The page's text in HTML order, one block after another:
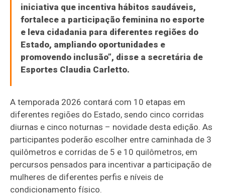
iniciativa que incentiva hábitos saudáveis,
fortalece a participação feminina no esporte
e leva cidadania para diferentes regiões do
Estado, ampliando oportunidades e
promovendo inclusão”, disse a secretária de
Esportes Claudia Carletto.
A temporada 2026 contará com 10 etapas em
diferentes regiões do Estado, sendo cinco corridas
diurnas e cinco noturnas – novidade desta edição. As
participantes poderão escolher entre caminhada de 3
quilômetros e corridas de 5 e 10 quilômetros, em
percursos pensados para incentivar a participação de
mulheres de diferentes perfis e níveis de
condicionamento físico.